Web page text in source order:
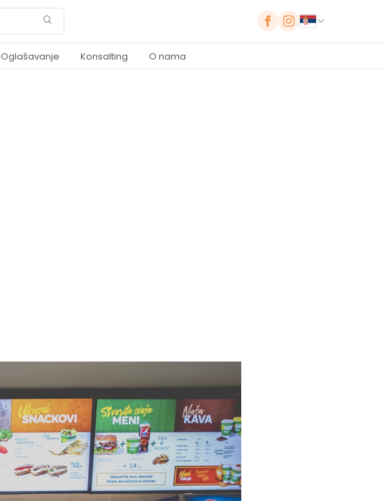
Oglašavanje Konsalting O nama